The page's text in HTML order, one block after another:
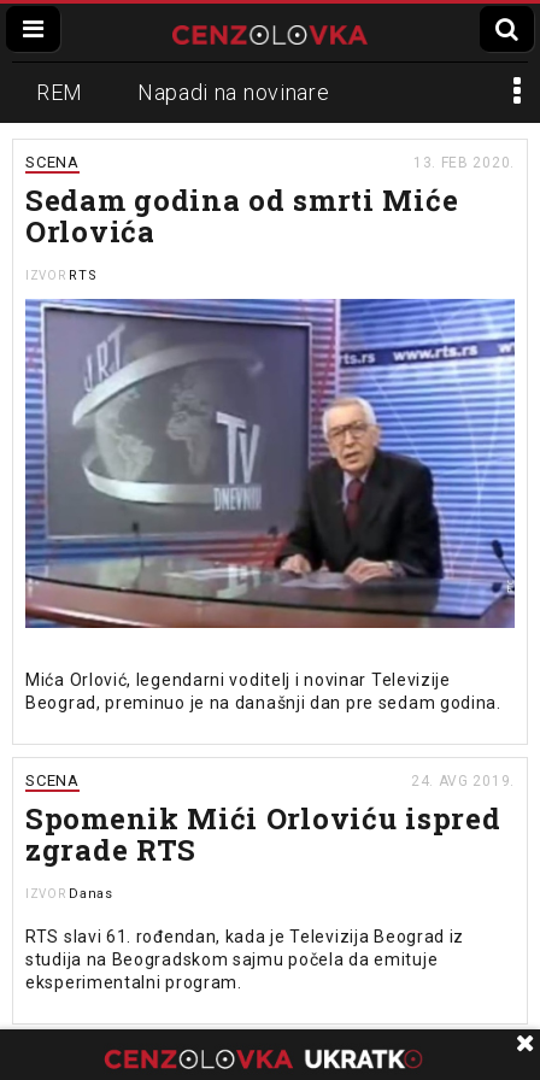
REM Napadi na novinare
Zvučni top
Propaganda Lokalni mediji
Informer
SCENA 13. FEB 2020.
Sedam godina od smrti Miće
Orlovića
IZVOR RTS
Mića Orlović, legendarni voditelj i novinar Televizije
Beograd, preminuo je na današnji dan pre sedam godina.
SCENA 24. AVG 2019.
Spomenik Mići Orloviću ispred
zgrade RTS
IZVOR Danas
RTS slavi 61. rođendan, kada je Televizija Beograd iz
studija na Beogradskom sajmu počela da emituje
eksperimentalni program.